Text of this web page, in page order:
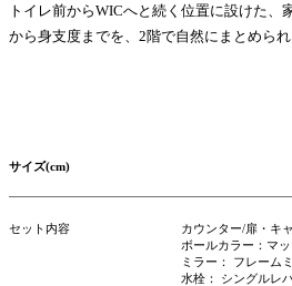
トイレ前からWICへと続く位置に設けた、
から身支度までを、2階で自然にまとめられ
サイズ(cm)
セット内容
カウンター/扉・キ
ボールカラー：マ
ミラー： フレーム
水栓： シングルレ